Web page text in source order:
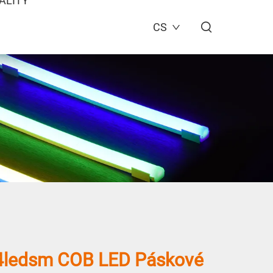
CS
COB LED Páskové